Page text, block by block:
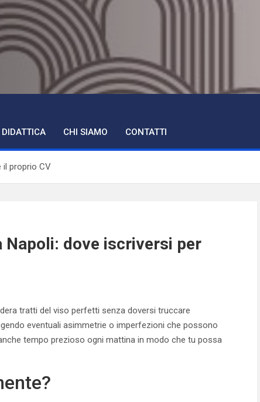
CHI SIAMO CONTATTI
il proprio CV
Napoli: dove iscriversi per
tratti del viso perfetti senza doversi truccare
eventuali asimmetrie o imperfezioni che possono
tempo prezioso ogni mattina in modo che tu possa